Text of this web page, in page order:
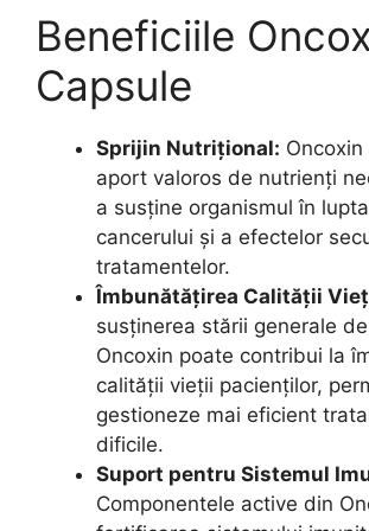
Beneficiile
Capsule
Sprijin Nutrițional:
aport valoros de nutrienți
a susține organismul în
cancerului și a efectelor
tratamentelor.
Îmbunătățirea Calității
susținerea stării generale
Oncoxin poate contribui la
calității vieții pacienților,
gestioneze mai eficient
dificile.
Suport pentru Sistemul
Componentele active din